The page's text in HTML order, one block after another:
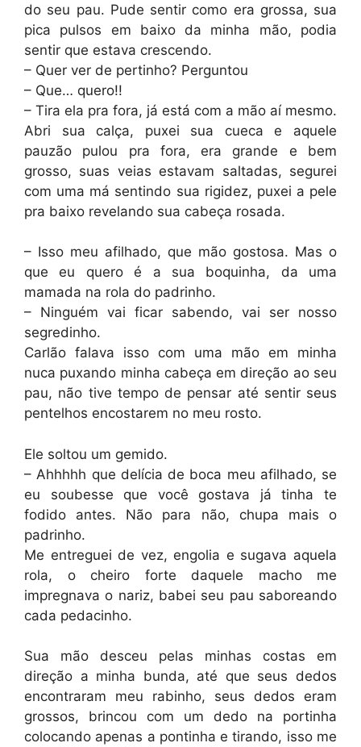
do seu pau. Pude sentir como era grossa, sua
pica pulsos em baixo da minha mão, podia
sentir que estava crescendo.
– Quer ver de pertinho? Perguntou
– Que… quero!!
– Tira ela pra fora, já está com a mão aí mesmo.
Abri sua calça, puxei sua cueca e aquele
pauzão pulou pra fora, era grande e bem
grosso, suas veias estavam saltadas, segurei
com uma má sentindo sua rigidez, puxei a pele
pra baixo revelando sua cabeça rosada.
– Isso meu afilhado, que mão gostosa. Mas o
que eu quero é a sua boquinha, da uma
mamada na rola do padrinho.
– Ninguém vai ficar sabendo, vai ser nosso
segredinho.
Carlão falava isso com uma mão em minha
nuca puxando minha cabeça em direção ao seu
pau, não tive tempo de pensar até sentir seus
pentelhos encostarem no meu rosto.
Ele soltou um gemido.
– Ahhhhh que delícia de boca meu afilhado, se
eu soubesse que você gostava já tinha te
fodido antes. Não para não, chupa mais o
padrinho.
Me entreguei de vez, engolia e sugava aquela
rola, o cheiro forte daquele macho me
impregnava o nariz, babei seu pau saboreando
cada pedacinho.
Sua mão desceu pelas minhas costas em
direção a minha bunda, até que seus dedos
encontraram meu rabinho, seus dedos eram
grossos, brincou com um dedo na portinha
colocando apenas a pontinha e tirando, isso me